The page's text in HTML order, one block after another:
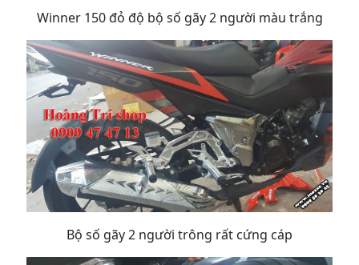
Winner 150 đỏ độ bộ số gãy 2 người màu trắng
Bộ số gãy 2 người trông rất cứng cáp